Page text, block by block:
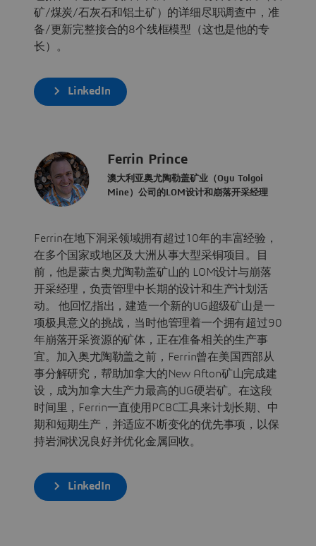
矿/煤炭/石灰石和铝土矿）的详细尽职调查中，准
备/更新完整接合的8个线框模型（这也是他的专
长）。
LinkedIn
Ferrin Prince
澳大利亚奥尤陶勒盖矿业（Oyu Tolgoi
Mine）公司的LOM设计和崩落开采经理
Ferrin在地下洞采领域拥有超过10年的丰富经验，
在多个国家或地区及大洲从事大型采铜项目。目
前，他是蒙古奥尤陶勒盖矿山的 LOM设计与崩落
开采经理，负责管理中长期的设计和生产计划活
动。 他回忆指出，建造一个新的UG超级矿山是一
项极具意义的挑战，当时他管理着一个拥有超过90
年崩落开采资源的矿体，正在准备相关的生产事
宜。加入奥尤陶勒盖之前，Ferrin曾在美国西部从
事分解研究，帮助加拿大的New Afton矿山完成建
设，成为加拿大生产力最高的UG硬岩矿。在这段
时间里，Ferrin一直使用PCBC工具来计划长期、中
期和短期生产，并适应不断变化的优先事项，以保
持岩洞状况良好并优化金属回收。
LinkedIn